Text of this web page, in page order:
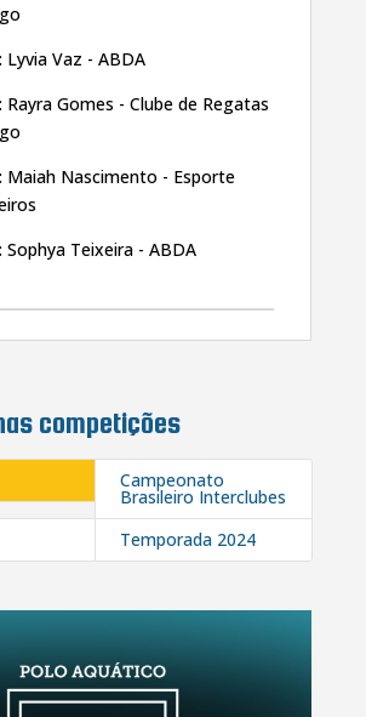
Lyvia Vaz - ABDA
Rayra Gomes - Clube de Regatas
Maiah Nascimento - Esporte
Sophya Teixeira - ABDA
competições
Campeonato
Brasileiro Interclubes
Temporada 2024